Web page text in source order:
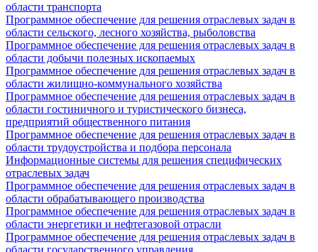
области транспорта
Программное обеспечение для решения отраслевых задач в
области сельского, лесного хозяйства, рыболовства
Программное обеспечение для решения отраслевых задач в
области добычи полезных ископаемых
Программное обеспечение для решения отраслевых задач в
области жилищно-коммунального хозяйства
Программное обеспечение для решения отраслевых задач в
области гостиничного и туристического бизнеса,
предприятий общественного питания
Программное обеспечение для решения отраслевых задач в
области трудоустройства и подбора персонала
Информационные системы для решения специфических
отраслевых задач
Программное обеспечение для решения отраслевых задач в
области обрабатывающего производства
Программное обеспечение для решения отраслевых задач в
области энергетики и нефтегазовой отрасли
Программное обеспечение для решения отраслевых задач в
области государственного управления